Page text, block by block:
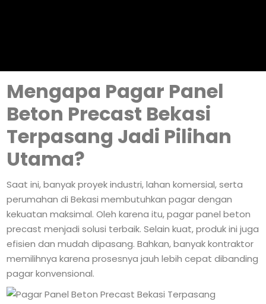
Mengapa Pagar Panel
Beton Precast Bekasi
Terpasang Jadi Pilihan
Utama?
Saat ini, banyak proyek industri, lahan komersial, serta
perumahan di Bekasi membutuhkan pagar dengan
kekuatan maksimal. Oleh karena itu, pagar panel beton
precast menjadi solusi terbaik. Selain kuat, produk ini juga
efisien dan mudah dipasang. Bahkan, banyak kontraktor
memilihnya karena prosesnya jauh lebih cepat dibanding
pagar konvensional.